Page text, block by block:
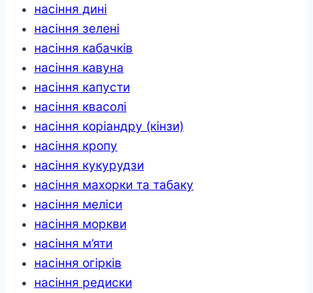
насіння дині
насіння зелені
насіння кабачків
насіння кавуна
насіння капусти
насіння квасолі
насіння коріандру (кінзи)
насіння кропу
насіння кукурудзи
насіння махорки та табаку
насіння меліси
насіння моркви
насіння м’яти
насіння огірків
насіння редиски